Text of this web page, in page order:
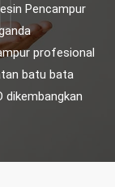
Pencampur
profesional
batu bata
dikembangkan